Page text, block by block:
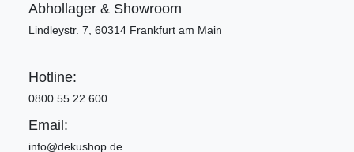
Abhollager & Showroom
Lindleystr. 7, 60314 Frankfurt am Main
Hotline:
0800 55 22 600
Email:
info@dekushop.de